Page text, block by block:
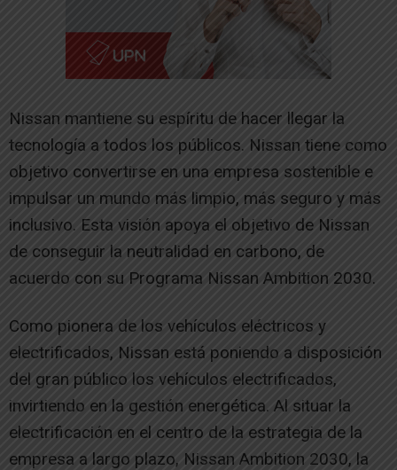
Nissan mantiene su espíritu de hacer llegar la
tecnología a todos los públicos. Nissan tiene como
objetivo convertirse en una empresa sostenible e
impulsar un mundo más limpio, más seguro y más
inclusivo. Esta visión apoya el objetivo de Nissan
de conseguir la neutralidad en carbono, de
acuerdo con su Programa Nissan Ambition 2030.
Como pionera de los vehículos eléctricos y
electrificados, Nissan está poniendo a disposición
del gran público los vehículos electrificados,
invirtiendo en la gestión energética. Al situar la
electrificación en el centro de la estrategia de la
empresa a largo plazo, Nissan Ambition 2030, la